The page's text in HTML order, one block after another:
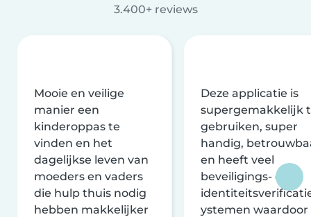
3.400+ reviews
Mooie en veilige
manier een
kinderoppas te
vinden en het
dagelijkse leven van
moeders en vaders
die hulp thuis nodig
hebben makkelijker
Deze applicatie is
supergemakkelijk
gebruiken, super
handig,
en heeft veel
beveiligings- en
ystemen waardoor